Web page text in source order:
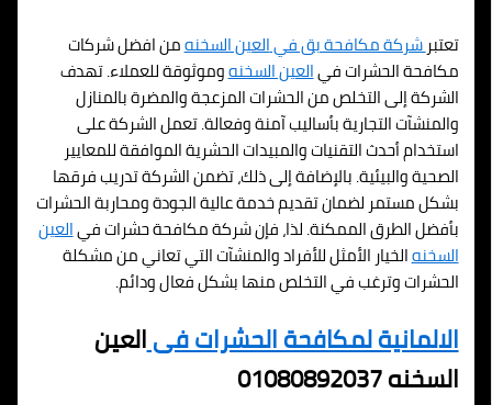
تعتبرشركة مكافحة بق فيالعين السخنهمن افضل شركات
مكافحة الحشرات فيالعين السخنهوموثوقة للعملاء. تهدف
الشركة إلى التخلص من الحشرات المزعجة والمضرة بالمنازل
والمنشآت التجارية بأساليب آمنة وفعالة. تعمل الشركة على
استخدام أحدث التقنيات والمبيدات الحشرية الموافقة للمعايير
الصحية والبيئية. بالإضافة إلى ذلك، تضمن الشركة تدريب فرقها
بشكل مستمر لضمان تقديم خدمة عالية الجودة ومحاربة الحشرات
بأفضل الطرق الممكنة. لذا، فإن شركة مكافحة حشرات فيالعين
السخنهالخيار الأمثل للأفراد والمنشآت التي تعاني من مشكلة
الحشرات وترغب في التخلص منها بشكل فعال ودائم.
الالمانية لمكافحة الحشرات فىالعين
السخنه 01080892037